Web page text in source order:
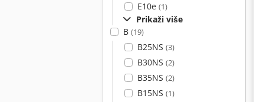
E10e (1)
Prikaži više
B (19)
B25NS (3)
B30NS (2)
B35NS (2)
B15NS (1)